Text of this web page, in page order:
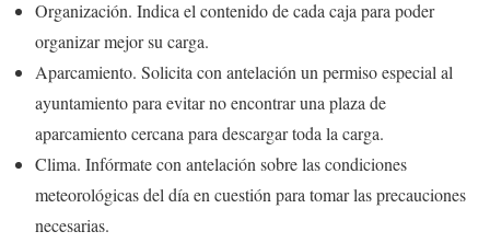
Organización. Indica el contenido de cada caja para poder
organizar mejor su carga.
Aparcamiento. Solicita con antelación un permiso especial al
ayuntamiento para evitar no encontrar una plaza de
aparcamiento cercana para descargar toda la carga.
Clima. Infórmate con antelación sobre las condiciones
meteorológicas del día en cuestión para tomar las precauciones
necesarias.